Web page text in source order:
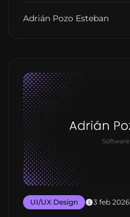
Adrián Pozo Esteban
UI/UX Design 3 feb 2026